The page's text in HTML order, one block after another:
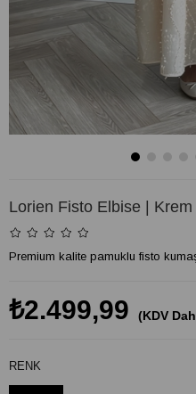
Lorien Fisto Elbise | Krem
Premium kalite pamuklu fisto
₺2.499,99 (KDV
RENK